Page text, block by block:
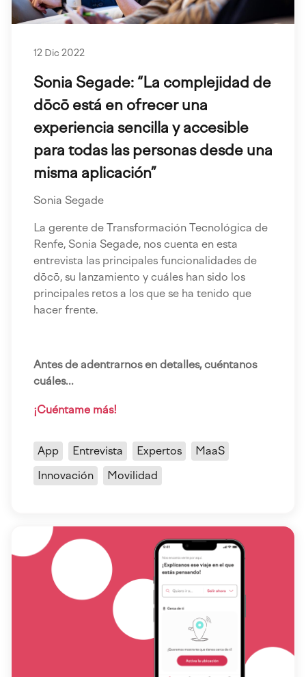
12 Dic 2022
Sonia Segade: “La complejidad de
dōcō está en ofrecer una
experiencia sencilla y accesible
para todas las personas desde una
misma aplicación”
Sonia Segade
La gerente de Transformación Tecnológica de
Renfe, Sonia Segade, nos cuenta en esta
entrevista las principales funcionalidades de
dōcō, su lanzamiento y cuáles han sido los
principales retos a los que se ha tenido que
hacer frente.
Antes de adentrarnos en detalles, cuéntanos
cuáles...
¡Cuéntame más!
App Entrevista Expertos
MaaS
Innovación
Movilidad